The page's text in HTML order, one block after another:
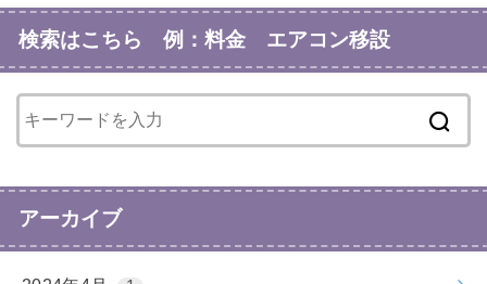
検索はこちら 例：料金 エアコン移設
アーカイブ